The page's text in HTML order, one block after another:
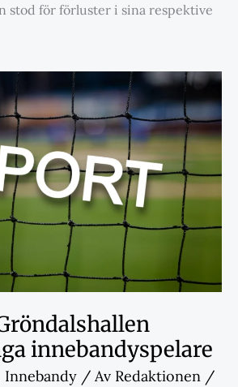
stod för förluster i sina respektive
innebandyspelare
Innebandy / Av Redaktionen /